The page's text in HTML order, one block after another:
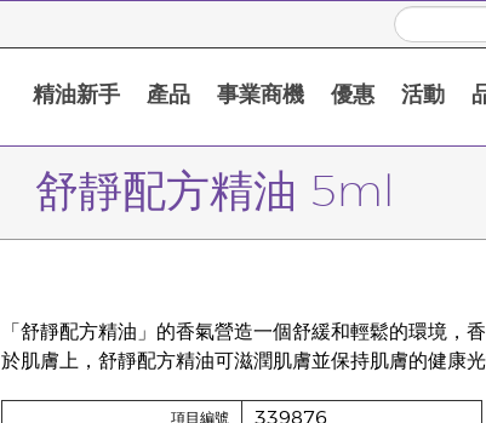
精油新手 產品 事業商機 優惠 活動
舒靜配方精油 5ml
「舒靜配方精油」的香氣營造一個舒緩和輕鬆的環境，
於肌膚上，舒靜配方精油可滋潤肌膚並保持肌膚的健康光
項目編號 339876